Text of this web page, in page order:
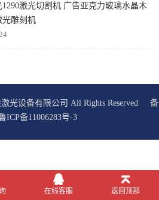
激光切割机 广告亚克力玻璃水晶木
光雕刻机
激光设备有限公司 All Rights Reserved 备
ICP备11006283号-3
在线客服 返回顶部